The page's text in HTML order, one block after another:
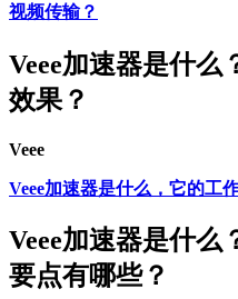
视频传输？
Veee加速器是什么
效果？
Veee
Veee加速器是什么，它的工
Veee加速器是什么
要点有哪些？